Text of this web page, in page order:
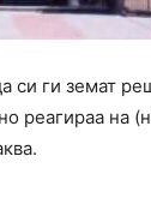
ги земат
реагираа на